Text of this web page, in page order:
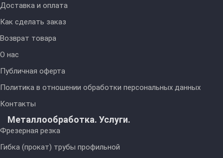
Доставка и оплата
Как сделать заказ
Возврат товара
О нас
Публичная оферта
Политика в отношении обработки персональных данных
Контакты
Металлообработка. Услуги.
Фрезерная резка
Гибка (прокат) трубы профильной